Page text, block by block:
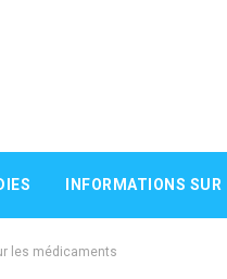
INFORMATIONS
les médicaments